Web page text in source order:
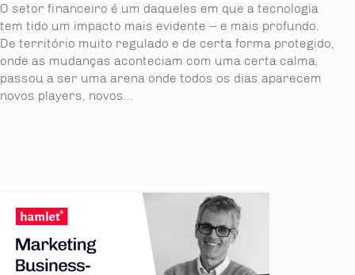
O setor financeiro é um daqueles em que a tecnologia
tem tido um impacto mais evidente – e mais profundo.
De território muito regulado e de certa forma protegido,
onde as mudanças aconteciam com uma certa calma,
passou a ser uma arena onde todos os dias aparecem
novos players, novos...